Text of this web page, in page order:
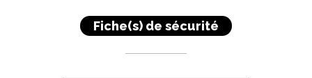
Fiche(s) de sécurité